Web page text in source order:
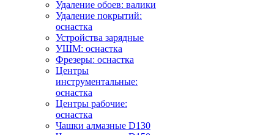
Удаление обоев: валики
Удаление покрытий:
оснастка
Устройства зарядные
УШМ: оснастка
Фрезеры: оснастка
Центры
инструментальные:
оснастка
Центры рабочие:
оснастка
Чашки алмазные D130